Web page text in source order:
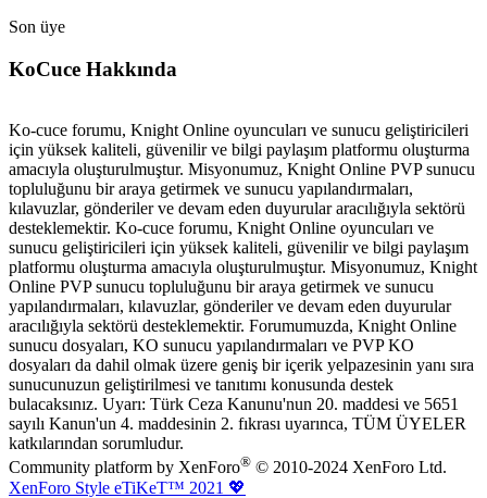
Son üye
KoCuce Hakkında
Ko-cuce forumu, Knight Online oyuncuları ve sunucu geliştiricileri
için yüksek kaliteli, güvenilir ve bilgi paylaşım platformu oluşturma
amacıyla oluşturulmuştur. Misyonumuz, Knight Online PVP sunucu
topluluğunu bir araya getirmek ve sunucu yapılandırmaları,
kılavuzlar, gönderiler ve devam eden duyurular aracılığıyla sektörü
desteklemektir. Ko-cuce forumu, Knight Online oyuncuları ve
sunucu geliştiricileri için yüksek kaliteli, güvenilir ve bilgi paylaşım
platformu oluşturma amacıyla oluşturulmuştur. Misyonumuz, Knight
Online PVP sunucu topluluğunu bir araya getirmek ve sunucu
yapılandırmaları, kılavuzlar, gönderiler ve devam eden duyurular
aracılığıyla sektörü desteklemektir. Forumumuzda, Knight Online
sunucu dosyaları, KO sunucu yapılandırmaları ve PVP KO
dosyaları da dahil olmak üzere geniş bir içerik yelpazesinin yanı sıra
sunucunuzun geliştirilmesi ve tanıtımı konusunda destek
bulacaksınız. Uyarı: Türk Ceza Kanunu'nun 20. maddesi ve 5651
sayılı Kanun'un 4. maddesinin 2. fıkrası uyarınca, TÜM ÜYELER
katkılarından sorumludur.
Community platform by XenForo® © 2010-2024 XenForo Ltd.
XenForo Style eTiKeT™ 2021 💖